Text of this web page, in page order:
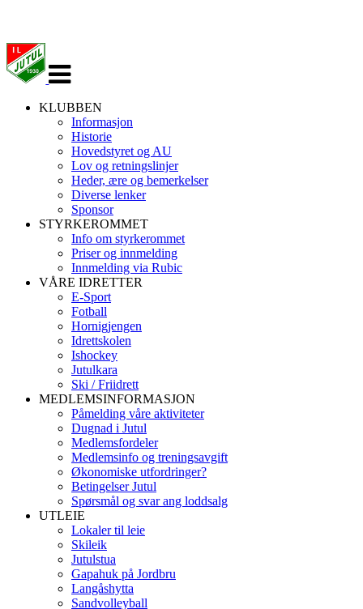
navigasjon
KLUBBEN
Informasjon
Historie
Hovedstyret og AU
Lov og retningslinjer
Heder, ære og bemerkelser
Diverse lenker
Sponsor
STYRKEROMMET
Info om styrkerommet
Priser og innmelding
Innmelding via Rubic
VÅRE IDRETTER
E-Sport
Fotball
Hornigjengen
Idrettskolen
Ishockey
Jutulkara
Ski / Friidrett
MEDLEMSINFORMASJON
Påmelding våre aktiviteter
Dugnad i Jutul
Medlemsfordeler
Medlemsinfo og treningsavgift
Økonomiske utfordringer?
Betingelser Jutul
Spørsmål og svar ang loddsalg
UTLEIE
Lokaler til leie
Skileik
Jutulstua
Gapahuk på Jordbru
Langåshytta
Sandvolleyball